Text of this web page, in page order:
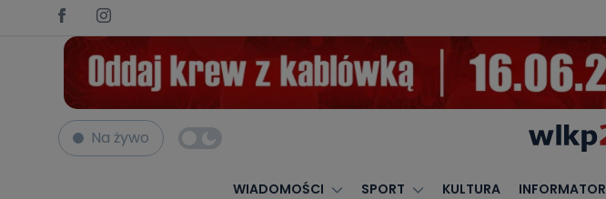
Na żywo
WIADOMOŚCI SPORT KULTURA INFORMATOR